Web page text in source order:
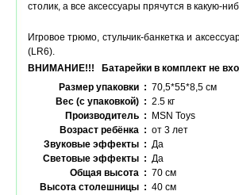
столик, а все аксессуары прячутся в какую-
Игровое трюмо, стульчик-банкетка и
(LR6).
ВНИМАНИЕ!!! Батарейки в комплект не
Размер упаковки : 70,5*55*8,5 см
Вес (с упаковкой) : 2.5 кг
Производитель : MSN Toys
Возраст ребёнка : от 3 лет
Звуковые эффекты : Да
Световые эффекты : Да
Общая высота : 70 см
Высота столешницы : 40 см